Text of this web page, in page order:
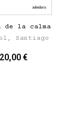
la calma
Santiago
20,00 €